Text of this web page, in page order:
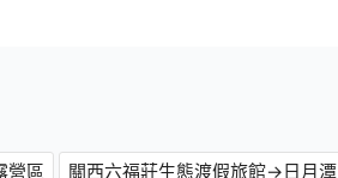
營區 關西六福莊生態渡假旅館→日月潭